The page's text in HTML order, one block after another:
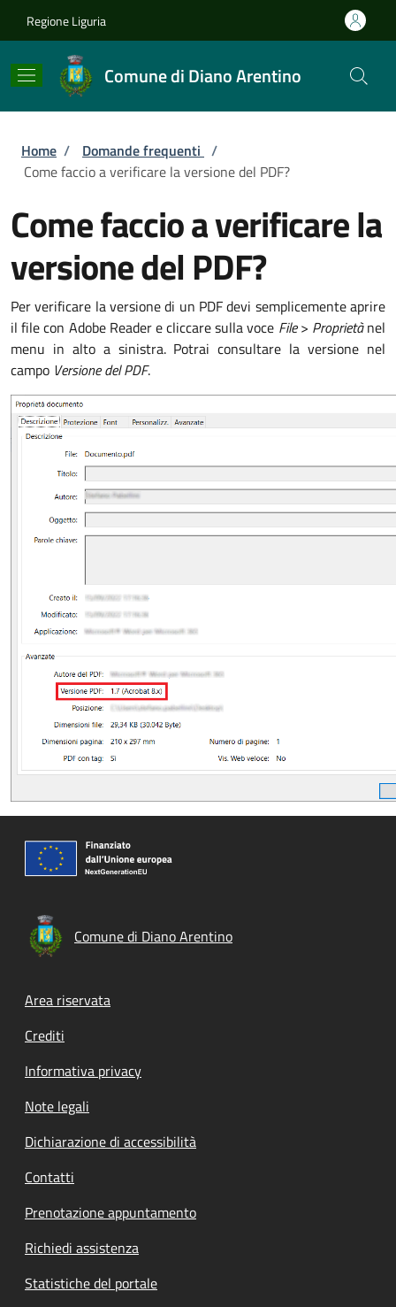
Regione Liguria
Comune di Diano Arentino
Briciole di pane
Home / Domande frequenti /
Come faccio a verificare la versione del PDF?
Come faccio a verificare la
versione del PDF?
Per verificare la versione di un PDF devi semplicemente aprire
il file con Adobe Reader e cliccare sulla voce File> Proprietànel
menu in alto a sinistra. Potrai consultare la versione nel
campo Versione del PDF.
Comune di Diano Arentino
Footer menu
Area riservata
Crediti
Informativa privacy
Note legali
Dichiarazione di accessibilità
Contatti
Prenotazione appuntamento
Richiedi assistenza
Statistiche del portale